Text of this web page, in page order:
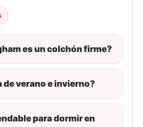
es un colchón firme?
de verano e invierno?
para dormir en